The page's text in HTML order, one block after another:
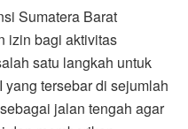
Sumatera Barat
izin bagi aktivitas
satu langkah untuk
tersebar di sejumlah
jalan tengah agar